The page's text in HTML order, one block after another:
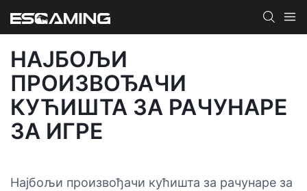
НАЈБОЉИ
ПРОИЗВОЂАЧИ
КУЋИШТА ЗА РАЧУНАРЕ
ЗА ИГРЕ
Најбољи произвођачи кућишта за рачунаре за